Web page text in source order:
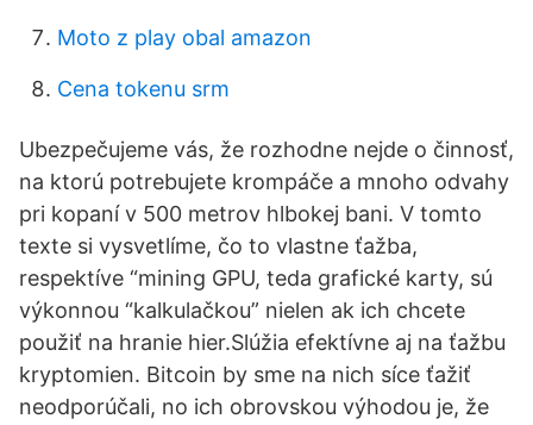
Moto z play obal amazon
Cena tokenu srm
Ubezpečujeme vás, že rozhodne nejde o činnosť,
na ktorú potrebujete krompáče a mnoho odvahy
pri kopaní v 500 metrov hlbokej bani. V tomto
texte si vysvetlíme, čo to vlastne ťažba,
respektíve “mining GPU, teda grafické karty, sú
výkonnou “kalkulačkou” nielen ak ich chcete
použiť na hranie hier.Slúžia efektívne aj na ťažbu
kryptomien. Bitcoin by sme na nich síce ťažiť
neodporúčali, no ich obrovskou výhodou je, že